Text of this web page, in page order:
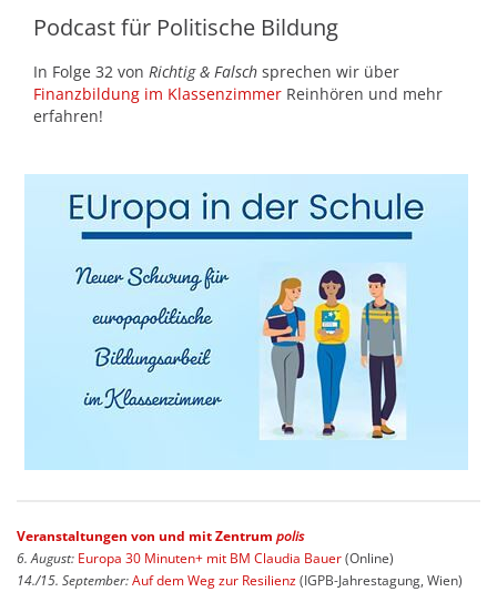
Podcast für Politische Bildung
In Folge 32 von Richtig & Falsch sprechen wir über
Finanzbildung im Klassenzimmer Reinhören und mehr
erfahren!
Veranstaltungen von und mit Zentrum polis
6. August: Europa 30 Minuten+ mit BM Claudia Bauer(Online)
14./15. September:Auf dem Weg zur Resilienz(IGPB-Jahrestagung, Wien)